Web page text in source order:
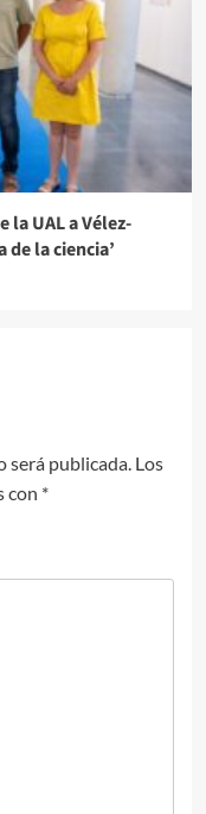
la UAL a Vélez-
de la ciencia’
será publicada. Los
con *